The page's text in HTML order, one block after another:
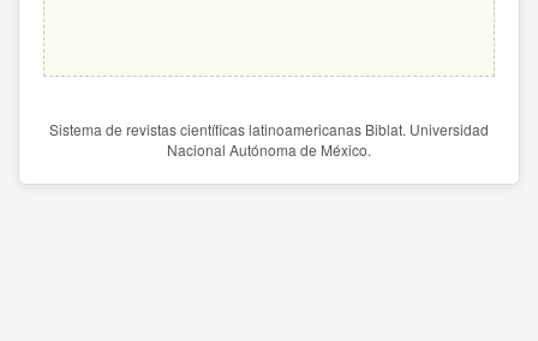
Sistema de revistas científicas latinoamericanas Biblat. Universidad
Nacional Autónoma de México.